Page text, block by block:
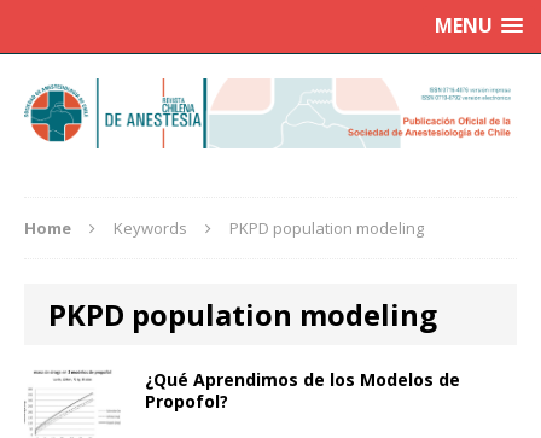
MENU
Home Keywords PKPD population modeling
PKPD population modeling
¿Qué Aprendimos de los Modelos de
Propofol?